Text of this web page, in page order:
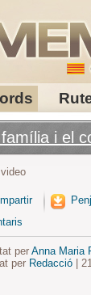
i el
perAnna Maria
per Redacció|